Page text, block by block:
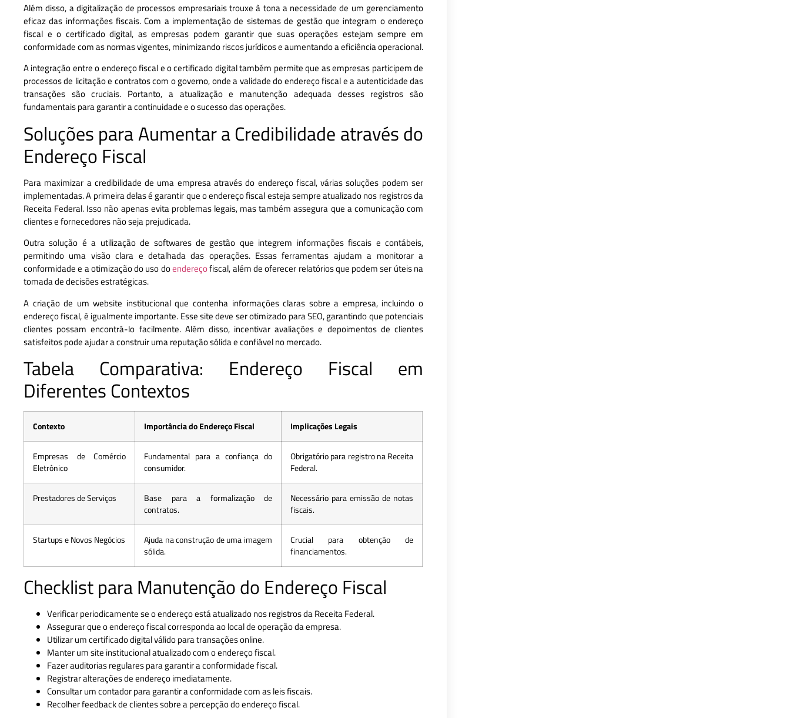
Além disso, a digitalização de processos empresariais trouxe à tona a necessidade de um gerenciamento
eficaz das informações fiscais. Com a implementação de sistemas de gestão que integram o endereço
fiscal e o certificado digital, as empresas podem garantir que suas operações estejam sempre em
conformidade com as normas vigentes, minimizando riscos jurídicos e aumentando a eficiência operacional.
A integração entre o endereço fiscal e o certificado digital também permite que as empresas participem de
processos de licitação e contratos com o governo, onde a validade do endereço fiscal e a autenticidade das
transações são cruciais. Portanto, a atualização e manutenção adequada desses registros são
fundamentais para garantir a continuidade e o sucesso das operações.
Soluções para Aumentar a Credibilidade através do
Endereço Fiscal
Para maximizar a credibilidade de uma empresa através do endereço fiscal, várias soluções podem ser
implementadas. A primeira delas é garantir que o endereço fiscal esteja sempre atualizado nos registros da
Receita Federal. Isso não apenas evita problemas legais, mas também assegura que a comunicação com
clientes e fornecedores não seja prejudicada.
Outra solução é a utilização de softwares de gestão que integrem informações fiscais e contábeis,
permitindo uma visão clara e detalhada das operações. Essas ferramentas ajudam a monitorar a
conformidade e a otimização do uso doendereçofiscal, além de oferecer relatórios que podem ser úteis na
tomada de decisões estratégicas.
A criação de um website institucional que contenha informações claras sobre a empresa, incluindo o
endereço fiscal, é igualmente importante. Esse site deve ser otimizado para SEO, garantindo que potenciais
clientes possam encontrá-lo facilmente. Além disso, incentivar avaliações e depoimentos de clientes
satisfeitos pode ajudar a construir uma reputação sólida e confiável no mercado.
Tabela Comparativa: Endereço Fiscal em
Diferentes Contextos
Contexto Importância do Endereço Fiscal Implicações Legais
Empresas de Comércio
Eletrônico
Fundamental para a confiança do
consumidor.
Obrigatório para registro na Receita
Federal.
Prestadores de Serviços
Base para a formalização de
contratos.
Necessário para emissão de notas
fiscais.
Startups e Novos Negócios
Ajuda na construção de uma imagem
sólida.
Crucial para obtenção de
financiamentos.
Checklist para Manutenção do Endereço Fiscal
Verificar periodicamente se o endereço está atualizado nos registros da Receita Federal.
Assegurar que o endereço fiscal corresponda ao local de operação da empresa.
Utilizar um certificado digital válido para transações online.
Manter um site institucional atualizado com o endereço fiscal.
Fazer auditorias regulares para garantir a conformidade fiscal.
Registrar alterações de endereço imediatamente.
Consultar um contador para garantir a conformidade com as leis fiscais.
Recolher feedback de clientes sobre a percepção do endereço fiscal.